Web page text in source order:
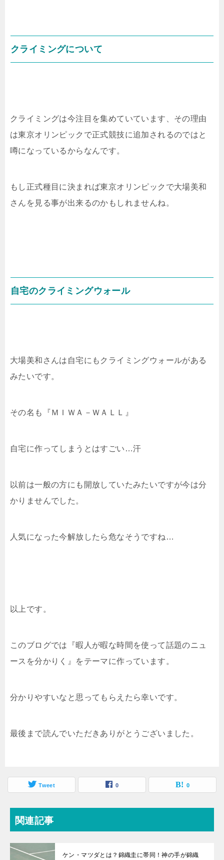
クライミングについて
クライミングは今注目を集めていています、その理由
は東京オリンピックで正式競技に追加されるのではと
噂になっているからなんです。
もし正式種目に決まれば東京オリンピックで大場美和
さんを見る事が出来るのかもしれませんね。
自宅のクライミングウォール
大場美和さんは自宅にもクライミングウォールがある
みたいです。
その名も『ＭＩＷＡ－ＷＡＬＬ』
自宅に作ってしまうとはすごい…汗
以前は一般の方にも開放していたみたいですが今は分
かりませんでした。
人気になった今解放したら危なそうですね…
以上です。
このブログでは『暇人が暇な時間を使って話題のニュ
ースを分かりく』をテーマに作っています。
分かりやすいなと思ってもらえたら幸いです。
最後まで読んでいただきありがとうございました。
Tweet 0 0
関連記事
ケン・マツダとは？錦織圭に帯同！神の手が錦織